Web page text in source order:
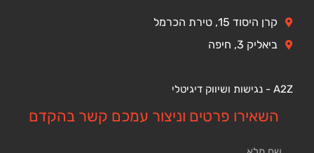
קרן היסוד 15, טירת הכרמל
ביאליק 3, חיפה
A2Z - נגישות ושיווק דיגיטלי
השאירו פרטים וניצור עמכם קשר בהקדם